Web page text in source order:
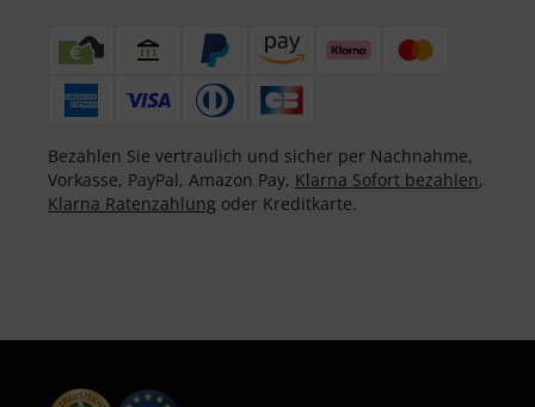
Bezahlen Sie vertraulich und sicher per Nachnahme,
Vorkasse, PayPal, Amazon Pay, Klarna Sofort bezahlen,
Klarna Ratenzahlung oder Kreditkarte.